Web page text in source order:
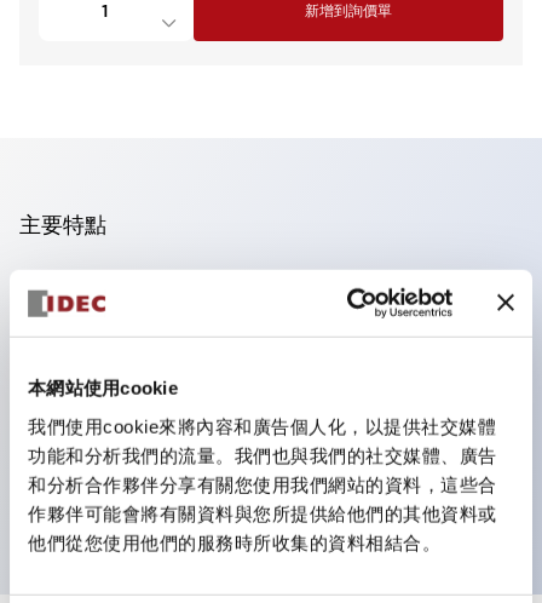
本網站使用cookie
我們使用cookie來將內容和廣告個人化，以提供社交媒體
功能和分析我們的流量。我們也與我們的社交媒體、廣告
和分析合作夥伴分享有關您使用我們網站的資料，這些合
作夥伴可能會將有關資料與您所提供給他們的其他資料或
他們從您使用他們的服務時所收集的資料相結合。
新增到詢價單
主要特點
操作面板的凹凸減少，呈現銳利感。
支援分離型／單板式
優秀的防水性能。保護結構IP65
按鈕開關、選擇開關、帶鎖選擇開關最多3c接點。
邊框顏色有黑色與金屬色兩種。
LED照明帶來明亮且清晰的照明面